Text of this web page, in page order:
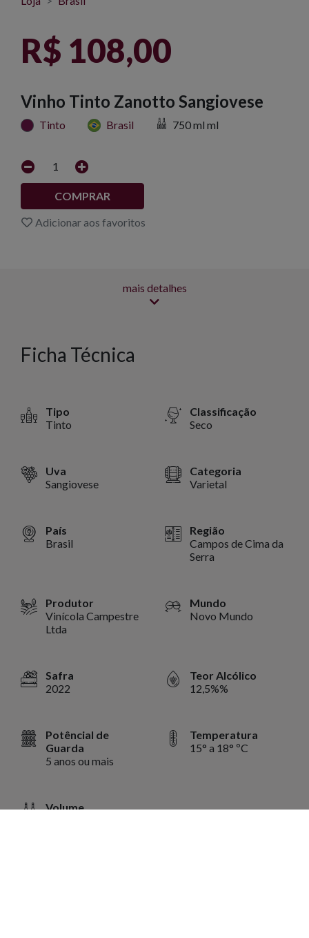
R$ 108,00
Vinho Tinto Zanotto Sangiovese
Tinto Brasil 750 ml ml
1
COMPRAR
Adicionar aos favoritos
mais detalhes
Ficha Técnica
Tipo
Tinto
Classificação
Seco
Uva
Sangiovese
Categoria
Varietal
País
Brasil
Região
Campos de Cima da
Serra
Produtor
Vinícola Campestre
Ltda
Mundo
Novo Mundo
Safra
2022
Teor Alcólico
12,5%%
Potêncial de
Guarda
5 anos ou mais
Temperatura
15° a 18° ºC
Volume